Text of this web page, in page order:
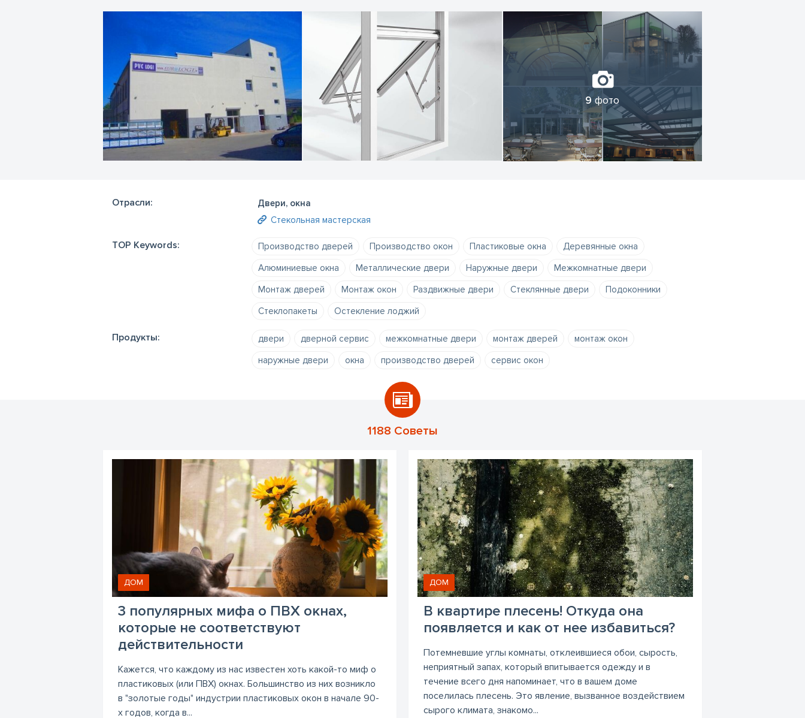
9фото
Отрасли:
Двери, окна
Стекольная мастерская
TOP Keywords: Производство дверей Производство окон Пластиковые окна
Деревянные окна
Алюминиевые окна
Металлические двери Наружные двери
Межкомнатные двери
Монтаж дверей
Монтаж окон Раздвижные двери Стеклянные двери
Подоконники
Стеклопакеты
Остекление лоджий
Продукты: двери дверной сервис межкомнатные двери монтаж дверей
монтаж окон
наружные двери
окна производство дверей сервис окон
1188 Советы
3 популярных мифа о ПВХ окнах,
которые не соответствуют
действительности
ДОМ
Кажется, что каждому из нас известен хоть какой-то миф о
пластиковых (или ПВХ) окнах. Большинство из них возникло
в "золотые годы" индустрии пластиковых окон в начале 90-
х годов, когда в...
В квартире плесень! Откуда она
появляется и как от нее избавиться?
ДОМ
Потемневшие углы комнаты, отклеившиеся обои, сырость,
неприятный запах, который впитывается одежду и в
течение всего дня напоминает, что в вашем доме
поселилась плесень. Это явление, вызванное воздействием
сырого климата, знакомо...